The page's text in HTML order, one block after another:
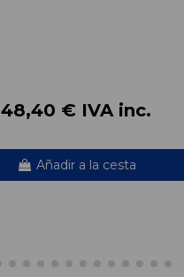
48,40 € IVA inc.
Añadir a la cesta